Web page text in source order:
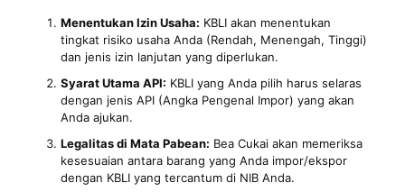
Menentukan Izin Usaha: KBLI akan menentukan
tingkat risiko usaha Anda (Rendah, Menengah, Tinggi)
dan jenis izin lanjutan yang diperlukan.
Syarat Utama API: KBLI yang Anda pilih harus selaras
dengan jenis API (Angka Pengenal Impor) yang akan
Anda ajukan.
Legalitas di Mata Pabean: Bea Cukai akan memeriksa
kesesuaian antara barang yang Anda impor/ekspor
dengan KBLI yang tercantum di NIB Anda.